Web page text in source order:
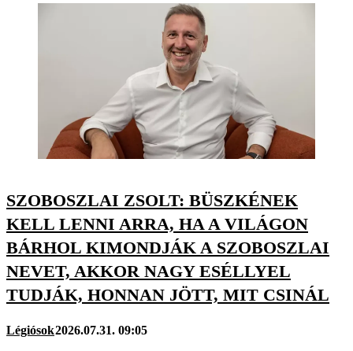
SZOBOSZLAI ZSOLT: BÜSZKÉNEK
KELL LENNI ARRA, HA A VILÁGON
BÁRHOL KIMONDJÁK A SZOBOSZLAI
NEVET, AKKOR NAGY ESÉLLYEL
TUDJÁK, HONNAN JÖTT, MIT CSINÁL
Légiósok2026.07.31. 09:05